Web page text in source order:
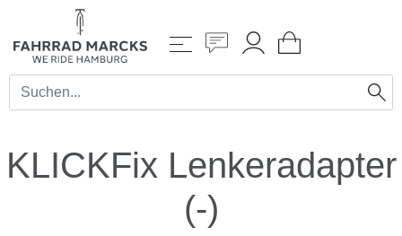
KLICKFix Lenkeradapter
(-)